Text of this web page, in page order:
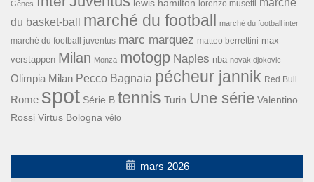
Gênes lewis hamilton lorenzo musetti marché
du basket-ball
marché du football marché du football inter
marché du football juventus marc marquez matteo berrettini max
verstappen Milan Monza motogp Naples nba novak djokovic
Olimpia Milan Pecco Bagnaia pécheur jannik Red Bull
Rome spot Série B tennis Turin Une série Valentino
Rossi Virtus Bologna vélo
mars 2026